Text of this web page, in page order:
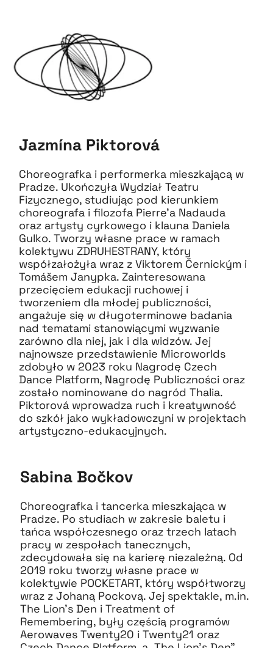
Choreografka i performerka mieszkającą w
Pradze. Ukończyła Wydział Teatru
Fizycznego, studiując pod kierunkiem
choreografa i filozofa Pierre’a Nadauda
oraz artysty cyrkowego i klauna Daniela
Gulko. Tworzy własne prace w ramach
kolektywu ZDRUHESTRANY, który
współzałożyła wraz z Viktorem Černickým i
Tomášem Janypka. Zainteresowana
przecięciem edukacji ruchowej i
tworzeniem dla młodej publiczności,
angażuje się w długoterminowe badania
nad tematami stanowiącymi wyzwanie
zarówno dla niej, jak i dla widzów. Jej
najnowsze przedstawienie Microworlds
zdobyło w 2023 roku Nagrodę Czech
Dance Platform, Nagrodę Publiczności oraz
zostało nominowane do nagród Thalia.
Piktorová wprowadza ruch i kreatywność
do szkół jako wykładowczyni w projektach
artystyczno-edukacyjnych.
Choreografka i tancerka mieszkająca w
Pradze. Po studiach w zakresie baletu i
tańca współczesnego oraz trzech latach
pracy w zespołach tanecznych,
zdecydowała się na karierę niezależną. Od
2019 roku tworzy własne prace w
kolektywie POCKETART, który współtworzy
wraz z Johaną Pockovą. Jej spektakle, m.in.
The Lion’s Den i Treatment of
Remembering, były częścią programów
Aerowaves Twenty20 i Twenty21 oraz
Jazmína Piktorová
Sabina Bočkov